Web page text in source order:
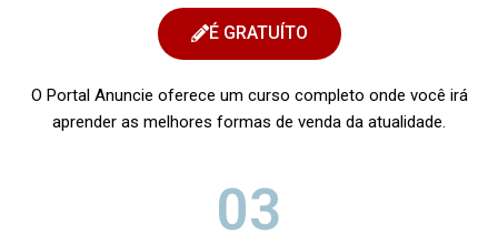
É GRATUÍTO
O Portal Anuncie oferece um curso completo onde você irá
aprender as melhores formas de venda da atualidade.
03